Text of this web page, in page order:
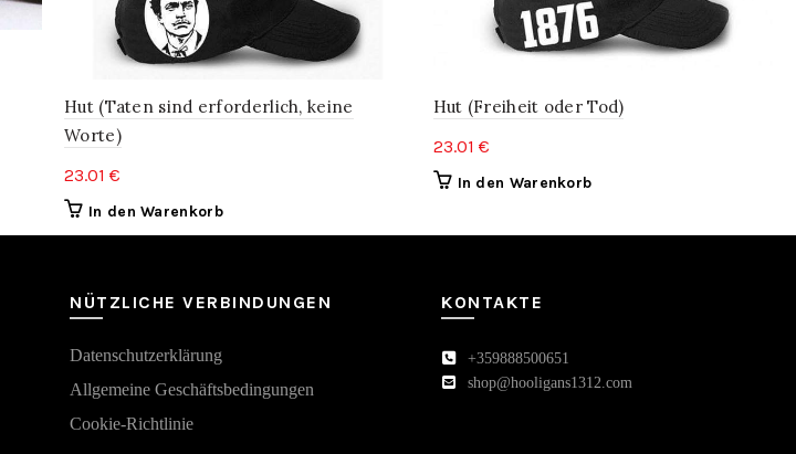
Hut (Taten sind erforderlich, keine
Worte)
23.01 €
In den Warenkorb
Hut (Freiheit oder Tod)
23.01 €
In den Warenkorb
NÜTZLICHE VERBINDUNGEN
Datenschutzerklärung
Аllgemeine Geschäftsbedingungen
Cookie-Richtlinie
KONTAKTE
+359888500651
shop@hooligans1312.com